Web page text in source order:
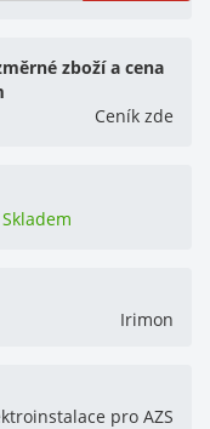
zboží a cena
Ceník zde
Irimon
pro AZS